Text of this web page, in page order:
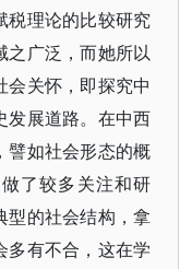
税理论的比较研究
之广泛，而她所以
关怀，即探究中
发展道路。在中西
譬如社会形态的概
了较多关注和研
型的社会结构，拿
多有不合，这在学